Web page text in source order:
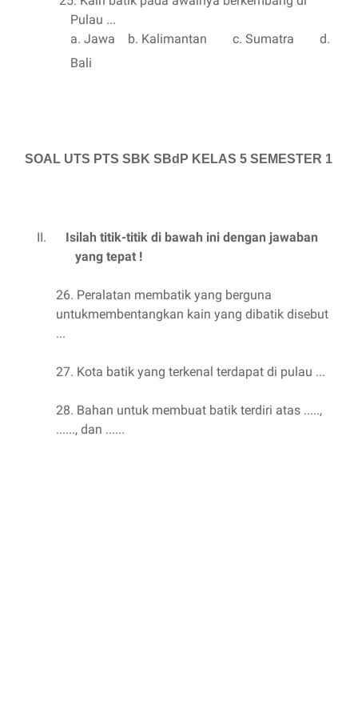
Pulau ...
a. Jawa b. Kalimantan c. Sumatra d.
Bali
SOAL UTS PTS SBK SBdP KELAS 5 SEMESTER 1
II.
Isilah titik-titik di bawah ini dengan jawaban
yang tepat !
26. Peralatan membatik yang berguna
untukmembentangkan kain yang dibatik disebut
...
27. Kota batik yang terkenal terdapat di pulau ...
28. Bahan untuk membuat batik terdiri atas .....,
......, dan ......